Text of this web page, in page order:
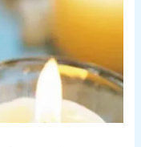
en la India
, también llamadas
economía y muchas